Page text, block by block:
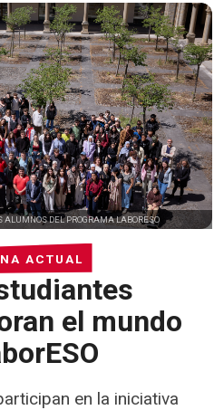
ACTUAL
el mundo
en la iniciativa
ALUMNOS DEL PROGRAMA LABORESO